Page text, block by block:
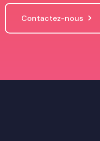
Contactez-nous